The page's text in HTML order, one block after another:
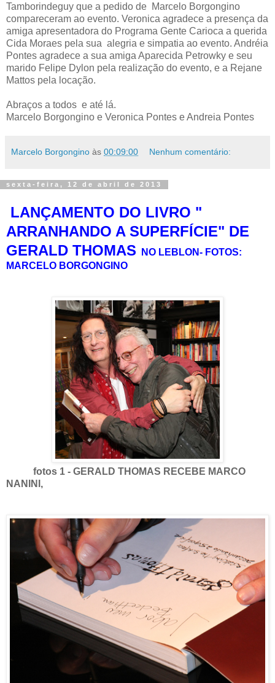
Tamborindeguy que a pedido de Marcelo Borgongino
compareceram ao evento. Veronica agradece a presença da
amiga apresentadora do Programa Gente Carioca a querida
Cida Moraes pela sua alegria e simpatia ao evento. Andréia
Pontes agradece a sua amiga Aparecida Petrowky e seu
marido Felipe Dylon pela realização do evento, e a Rejane
Mattos pela locação.
Abraços a todos e até lá.
Marcelo Borgongino e Veronica Pontes e Andreia Pontes
Marcelo Borgongino às 00:09:00 Nenhum comentário:
sexta-feira, 12 de abril de 2013
LANÇAMENTO DO LIVRO "
ARRANHANDO A SUPERFÍCIE" DE
GERALD THOMAS
NO LEBLON- FOTOS:
MARCELO BORGONGINO
fotos 1 - GERALD THOMAS RECEBE MARCO
NANINI,